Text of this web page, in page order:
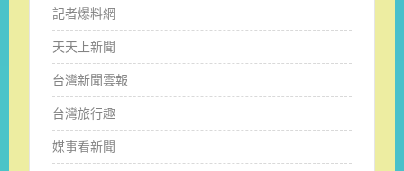
記者爆料網
天天上新聞
台灣新聞雲報
台灣旅行趣
媒事看新聞